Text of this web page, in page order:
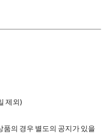
제외)
품의 경우 별도의 공지가 있을